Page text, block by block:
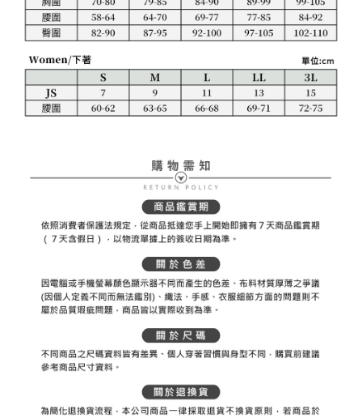
ームページの『個人情報の収集、処理及び利用に関する声明』をご参照く
ださい（https://aftee.tw/privacypolicy/ ）。
ります。支払い期限を過ぎた場合、その金額に基づいて年利20%の遅延滞
納金が加算されます。未成年の利用者は、事前に法定代理人または後見人
の同意を得ればAFTEEをご利用いただけます。
てAFTEEにご提供いただく、またはAFTEEにあなたの個人情報の収集、処
理、利用を許可することににご同意いただけない場合は、当サービスを選